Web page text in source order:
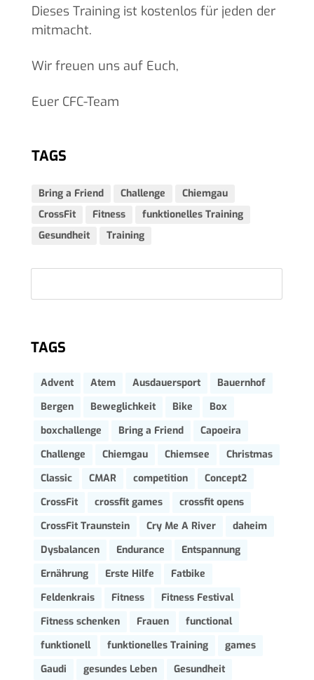
Dieses Training ist kostenlos für jeden der
mitmacht.
Wir freuen uns auf Euch,
Euer CFC-Team
TAGS
Bring a Friend Challenge
Chiemgau
CrossFit
Fitness
funktionelles Training
Gesundheit
Training
TAGS
Advent Atem Ausdauersport
Bauernhof
Bergen
Beweglichkeit Bike
Box
boxchallenge
Bring a Friend
Capoeira
Challenge
Chiemgau Chiemsee
Christmas
Classic
CMAR competition
Concept2
CrossFit
crossfit games
crossfit opens
CrossFit Traunstein
Cry Me A River
daheim
Dysbalancen
Endurance
Entspannung
Ernährung
Erste Hilfe
Fatbike
Feldenkrais
Fitness
Fitness Festival
Fitness schenken
Frauen
functional
funktionell
funktionelles Training
games
Gaudi
gesundes Leben
Gesundheit